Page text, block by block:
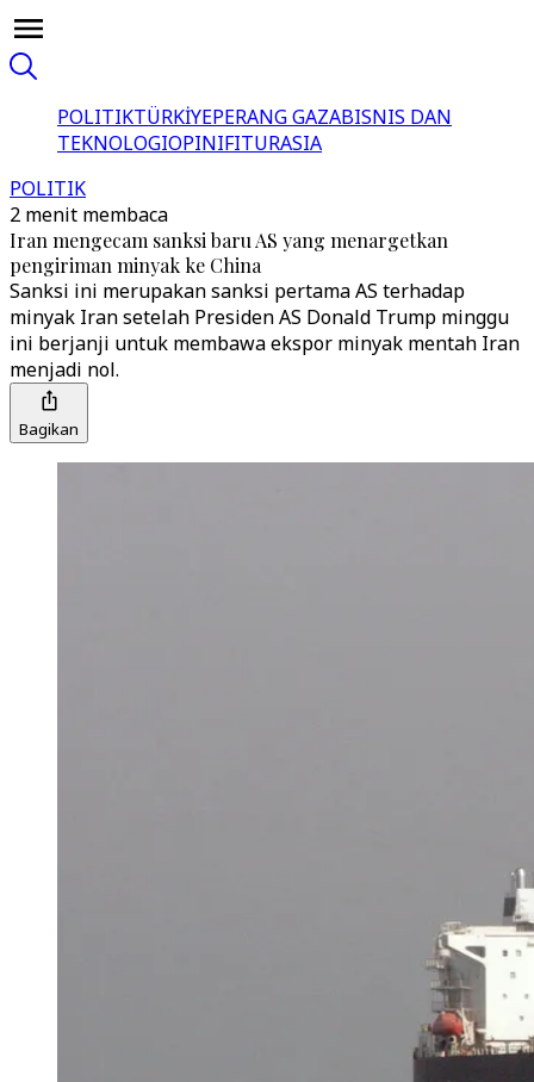
POLITIKTÜRKİYEPERANG GAZABISNIS DAN
TEKNOLOGIOPINIFITURASIA
POLITIK
2 menit membaca
Iran mengecam sanksi baru AS yang menargetkan
pengiriman minyak ke China
Sanksi ini merupakan sanksi pertama AS terhadap
minyak Iran setelah Presiden AS Donald Trump minggu
ini berjanji untuk membawa ekspor minyak mentah Iran
menjadi nol.
Bagikan